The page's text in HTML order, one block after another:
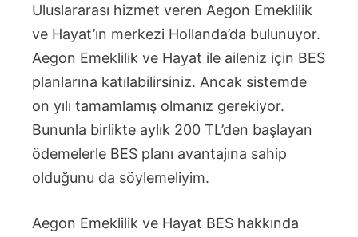
Uluslararası hizmet veren Aegon Emeklilik
ve Hayat’ın merkezi Hollanda’da bulunuyor.
Aegon Emeklilik ve Hayat ile aileniz için BES
planlarına katılabilirsiniz. Ancak sistemde
on yılı tamamlamış olmanız gerekiyor.
Bununla birlikte aylık 200 TL’den başlayan
ödemelerle BES planı avantajına sahip
olduğunu da söylemeliyim.
Aegon Emeklilik ve Hayat BES hakkında